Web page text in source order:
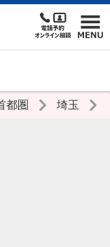
都圏 埼玉